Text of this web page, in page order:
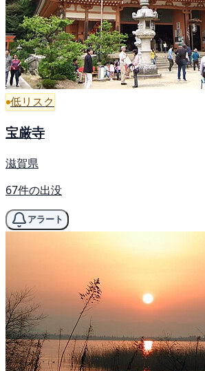
低リスク
宝厳寺
滋賀県
67件の出没
アラート